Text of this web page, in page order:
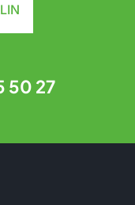
50 27